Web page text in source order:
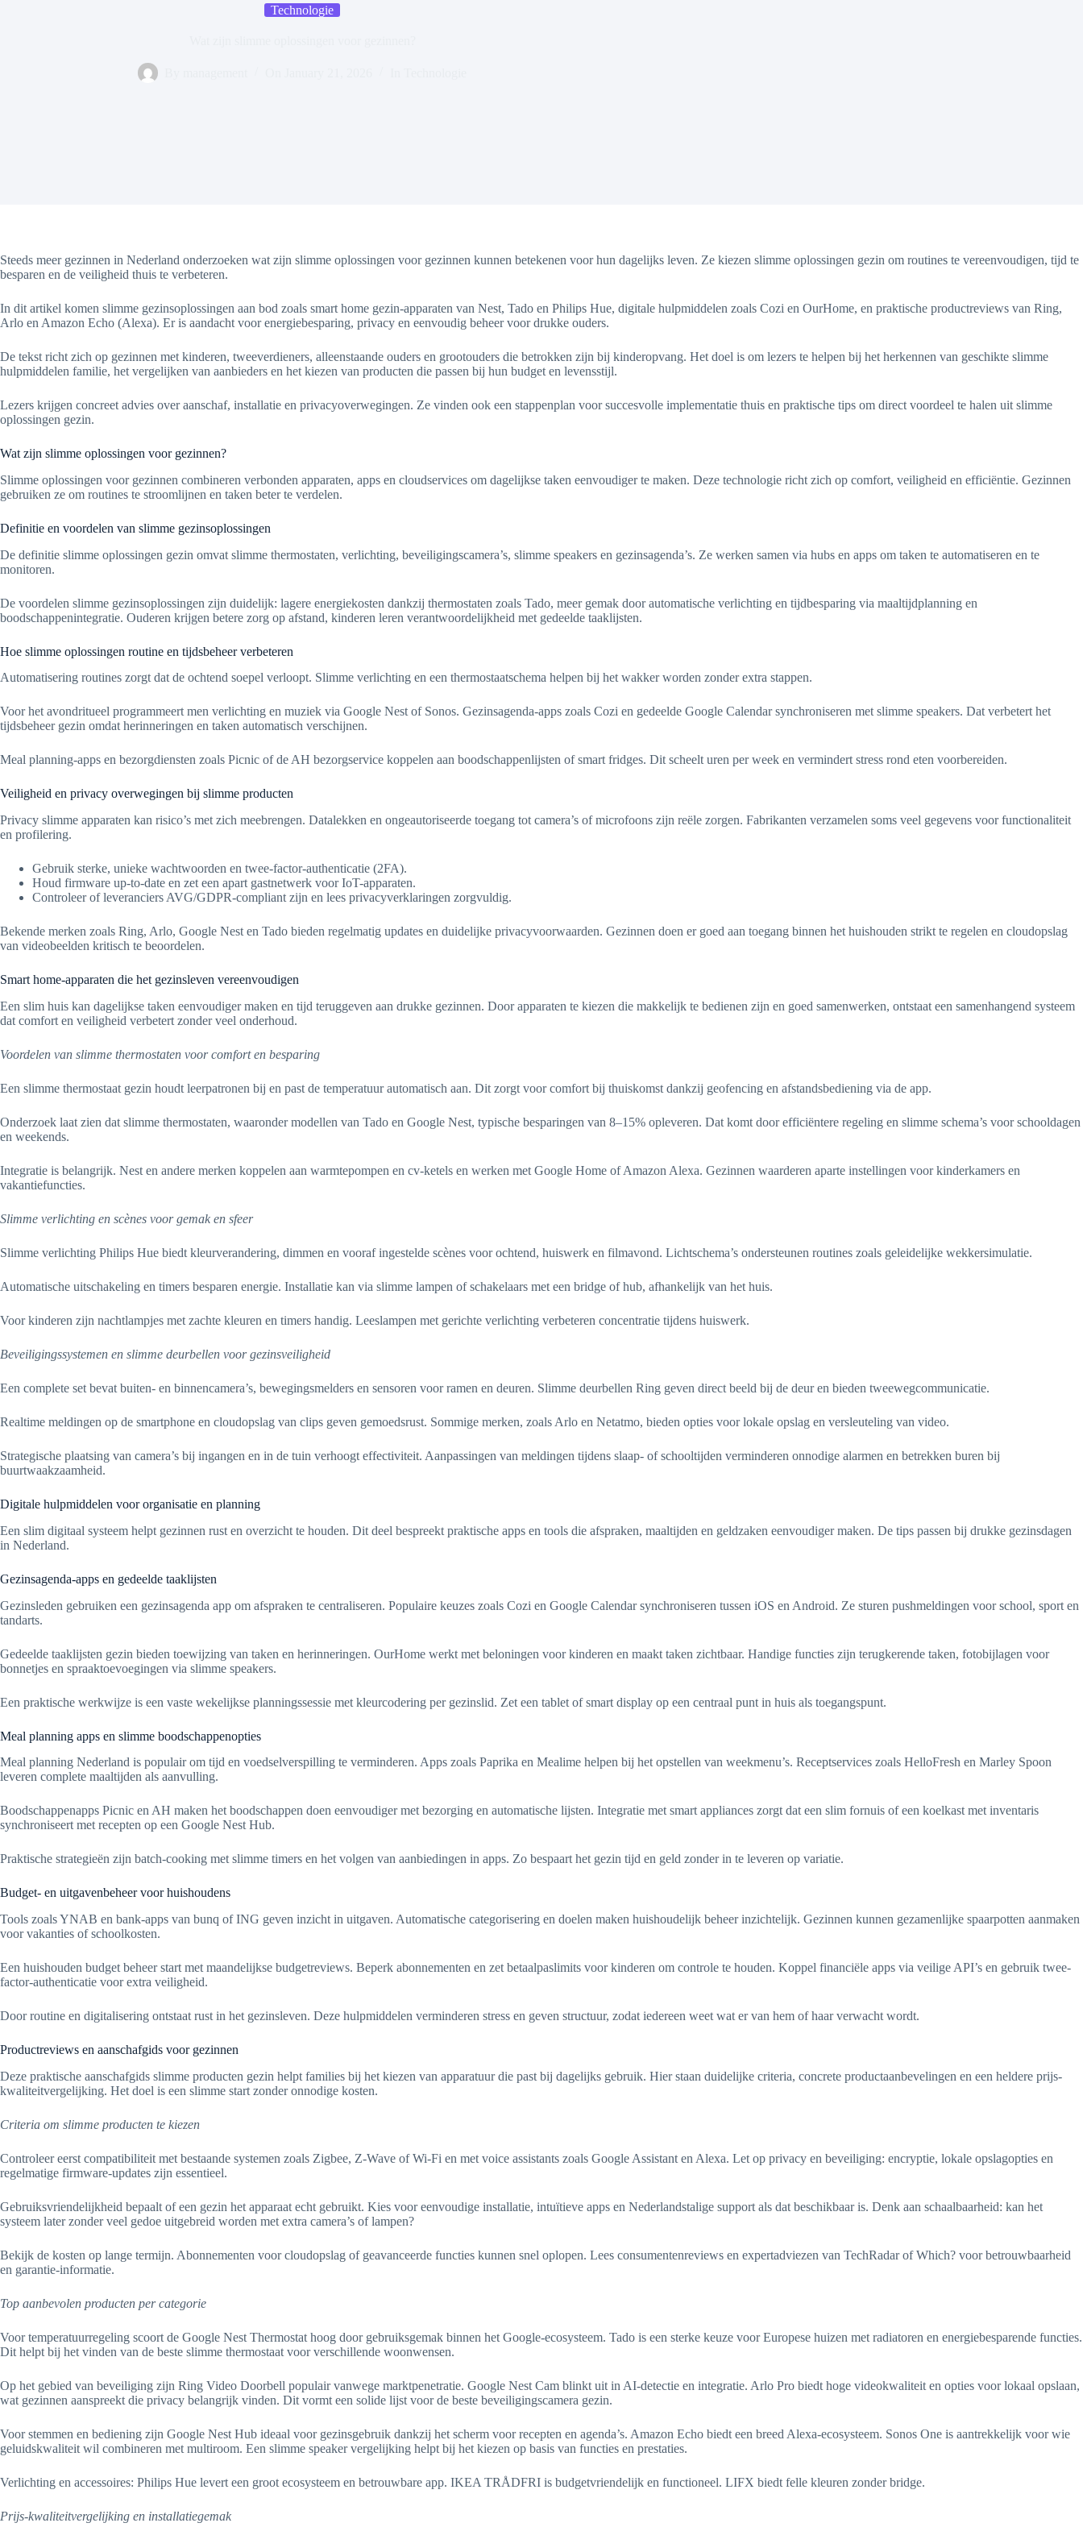
Technologie
Steeds meer gezinnen in Nederland onderzoeken wat zijn slimme oplossingen voor gezinnen kunnen betekenen voor hun dagelijks leven. Ze kiezen slimme oplossingen gezin om routines te vereenvoudigen, tijd te
besparen en de veiligheid thuis te verbeteren.
In dit artikel komen slimme gezinsoplossingen aan bod zoals smart home gezin-apparaten van Nest, Tado en Philips Hue, digitale hulpmiddelen zoals Cozi en OurHome, en praktische productreviews van Ring,
Arlo en Amazon Echo (Alexa). Er is aandacht voor energiebesparing, privacy en eenvoudig beheer voor drukke ouders.
De tekst richt zich op gezinnen met kinderen, tweeverdieners, alleenstaande ouders en grootouders die betrokken zijn bij kinderopvang. Het doel is om lezers te helpen bij het herkennen van geschikte slimme
hulpmiddelen familie, het vergelijken van aanbieders en het kiezen van producten die passen bij hun budget en levensstijl.
Lezers krijgen concreet advies over aanschaf, installatie en privacyoverwegingen. Ze vinden ook een stappenplan voor succesvolle implementatie thuis en praktische tips om direct voordeel te halen uit slimme
oplossingen gezin.
Wat zijn slimme oplossingen voor gezinnen?
Slimme oplossingen voor gezinnen combineren verbonden apparaten, apps en cloudservices om dagelijkse taken eenvoudiger te maken. Deze technologie richt zich op comfort, veiligheid en efficiëntie. Gezinnen
gebruiken ze om routines te stroomlijnen en taken beter te verdelen.
Definitie en voordelen van slimme gezinsoplossingen
De definitie slimme oplossingen gezin omvat slimme thermostaten, verlichting, beveiligingscamera’s, slimme speakers en gezinsagenda’s. Ze werken samen via hubs en apps om taken te automatiseren en te
monitoren.
De voordelen slimme gezinsoplossingen zijn duidelijk: lagere energiekosten dankzij thermostaten zoals Tado, meer gemak door automatische verlichting en tijdbesparing via maaltijdplanning en
boodschappenintegratie. Ouderen krijgen betere zorg op afstand, kinderen leren verantwoordelijkheid met gedeelde taaklijsten.
Hoe slimme oplossingen routine en tijdsbeheer verbeteren
Automatisering routines zorgt dat de ochtend soepel verloopt. Slimme verlichting en een thermostaatschema helpen bij het wakker worden zonder extra stappen.
Voor het avondritueel programmeert men verlichting en muziek via Google Nest of Sonos. Gezinsagenda-apps zoals Cozi en gedeelde Google Calendar synchroniseren met slimme speakers. Dat verbetert het
tijdsbeheer gezin omdat herinneringen en taken automatisch verschijnen.
Meal planning-apps en bezorgdiensten zoals Picnic of de AH bezorgservice koppelen aan boodschappenlijsten of smart fridges. Dit scheelt uren per week en vermindert stress rond eten voorbereiden.
Veiligheid en privacy overwegingen bij slimme producten
Privacy slimme apparaten kan risico’s met zich meebrengen. Datalekken en ongeautoriseerde toegang tot camera’s of microfoons zijn reële zorgen. Fabrikanten verzamelen soms veel gegevens voor functionaliteit
en profilering.
Gebruik sterke, unieke wachtwoorden en twee-factor-authenticatie (2FA).
Houd firmware up-to-date en zet een apart gastnetwerk voor IoT-apparaten.
Controleer of leveranciers AVG/GDPR-compliant zijn en lees privacyverklaringen zorgvuldig.
Bekende merken zoals Ring, Arlo, Google Nest en Tado bieden regelmatig updates en duidelijke privacyvoorwaarden. Gezinnen doen er goed aan toegang binnen het huishouden strikt te regelen en cloudopslag
van videobeelden kritisch te beoordelen.
Smart home-apparaten die het gezinsleven vereenvoudigen
Een slim huis kan dagelijkse taken eenvoudiger maken en tijd teruggeven aan drukke gezinnen. Door apparaten te kiezen die makkelijk te bedienen zijn en goed samenwerken, ontstaat een samenhangend systeem
dat comfort en veiligheid verbetert zonder veel onderhoud.
Voordelen van slimme thermostaten voor comfort en besparing
Een slimme thermostaat gezin houdt leerpatronen bij en past de temperatuur automatisch aan. Dit zorgt voor comfort bij thuiskomst dankzij geofencing en afstandsbediening via de app.
Onderzoek laat zien dat slimme thermostaten, waaronder modellen van Tado en Google Nest, typische besparingen van 8–15% opleveren. Dat komt door efficiëntere regeling en slimme schema’s voor schooldagen
en weekends.
Integratie is belangrijk. Nest en andere merken koppelen aan warmtepompen en cv-ketels en werken met Google Home of Amazon Alexa. Gezinnen waarderen aparte instellingen voor kinderkamers en
vakantiefuncties.
Slimme verlichting en scènes voor gemak en sfeer
Slimme verlichting Philips Hue biedt kleurverandering, dimmen en vooraf ingestelde scènes voor ochtend, huiswerk en filmavond. Lichtschema’s ondersteunen routines zoals geleidelijke wekkersimulatie.
Automatische uitschakeling en timers besparen energie. Installatie kan via slimme lampen of schakelaars met een bridge of hub, afhankelijk van het huis.
Voor kinderen zijn nachtlampjes met zachte kleuren en timers handig. Leeslampen met gerichte verlichting verbeteren concentratie tijdens huiswerk.
Beveiligingssystemen en slimme deurbellen voor gezinsveiligheid
Een complete set bevat buiten- en binnencamera’s, bewegingsmelders en sensoren voor ramen en deuren. Slimme deurbellen Ring geven direct beeld bij de deur en bieden tweewegcommunicatie.
Realtime meldingen op de smartphone en cloudopslag van clips geven gemoedsrust. Sommige merken, zoals Arlo en Netatmo, bieden opties voor lokale opslag en versleuteling van video.
Strategische plaatsing van camera’s bij ingangen en in de tuin verhoogt effectiviteit. Aanpassingen van meldingen tijdens slaap- of schooltijden verminderen onnodige alarmen en betrekken buren bij
buurtwaakzaamheid.
Digitale hulpmiddelen voor organisatie en planning
Een slim digitaal systeem helpt gezinnen rust en overzicht te houden. Dit deel bespreekt praktische apps en tools die afspraken, maaltijden en geldzaken eenvoudiger maken. De tips passen bij drukke gezinsdagen
in Nederland.
Gezinsagenda-apps en gedeelde taaklijsten
Gezinsleden gebruiken een gezinsagenda app om afspraken te centraliseren. Populaire keuzes zoals Cozi en Google Calendar synchroniseren tussen iOS en Android. Ze sturen pushmeldingen voor school, sport en
tandarts.
Gedeelde taaklijsten gezin bieden toewijzing van taken en herinneringen. OurHome werkt met beloningen voor kinderen en maakt taken zichtbaar. Handige functies zijn terugkerende taken, fotobijlagen voor
bonnetjes en spraaktoevoegingen via slimme speakers.
Een praktische werkwijze is een vaste wekelijkse planningssessie met kleurcodering per gezinslid. Zet een tablet of smart display op een centraal punt in huis als toegangspunt.
Meal planning apps en slimme boodschappenopties
Meal planning Nederland is populair om tijd en voedselverspilling te verminderen. Apps zoals Paprika en Mealime helpen bij het opstellen van weekmenu’s. Receptservices zoals HelloFresh en Marley Spoon
leveren complete maaltijden als aanvulling.
Boodschappenapps Picnic en AH maken het boodschappen doen eenvoudiger met bezorging en automatische lijsten. Integratie met smart appliances zorgt dat een slim fornuis of een koelkast met inventaris
synchroniseert met recepten op een Google Nest Hub.
Praktische strategieën zijn batch-cooking met slimme timers en het volgen van aanbiedingen in apps. Zo bespaart het gezin tijd en geld zonder in te leveren op variatie.
Budget- en uitgavenbeheer voor huishoudens
Tools zoals YNAB en bank-apps van bunq of ING geven inzicht in uitgaven. Automatische categorisering en doelen maken huishoudelijk beheer inzichtelijk. Gezinnen kunnen gezamenlijke spaarpotten aanmaken
voor vakanties of schoolkosten.
Een huishouden budget beheer start met maandelijkse budgetreviews. Beperk abonnementen en zet betaalpaslimits voor kinderen om controle te houden. Koppel financiële apps via veilige API’s en gebruik twee-
factor-authenticatie voor extra veiligheid.
Door routine en digitalisering ontstaat rust in het gezinsleven. Deze hulpmiddelen verminderen stress en geven structuur, zodat iedereen weet wat er van hem of haar verwacht wordt.
Productreviews en aanschafgids voor gezinnen
Deze praktische aanschafgids slimme producten gezin helpt families bij het kiezen van apparatuur die past bij dagelijks gebruik. Hier staan duidelijke criteria, concrete productaanbevelingen en een heldere prijs-
kwaliteitvergelijking. Het doel is een slimme start zonder onnodige kosten.
Criteria om slimme producten te kiezen
Controleer eerst compatibiliteit met bestaande systemen zoals Zigbee, Z‑Wave of Wi‑Fi en met voice assistants zoals Google Assistant en Alexa. Let op privacy en beveiliging: encryptie, lokale opslagopties en
regelmatige firmware-updates zijn essentieel.
Gebruiksvriendelijkheid bepaalt of een gezin het apparaat echt gebruikt. Kies voor eenvoudige installatie, intuïtieve apps en Nederlandstalige support als dat beschikbaar is. Denk aan schaalbaarheid: kan het
systeem later zonder veel gedoe uitgebreid worden met extra camera’s of lampen?
Bekijk de kosten op lange termijn. Abonnementen voor cloudopslag of geavanceerde functies kunnen snel oplopen. Lees consumentenreviews en expertadviezen van TechRadar of Which? voor betrouwbaarheid
en garantie-informatie.
Top aanbevolen producten per categorie
Voor temperatuurregeling scoort de Google Nest Thermostat hoog door gebruiksgemak binnen het Google-ecosysteem. Tado is een sterke keuze voor Europese huizen met radiatoren en energiebesparende functies.
Dit helpt bij het vinden van de beste slimme thermostaat voor verschillende woonwensen.
Op het gebied van beveiliging zijn Ring Video Doorbell populair vanwege marktpenetratie. Google Nest Cam blinkt uit in AI-detectie en integratie. Arlo Pro biedt hoge videokwaliteit en opties voor lokaal opslaan,
wat gezinnen aanspreekt die privacy belangrijk vinden. Dit vormt een solide lijst voor de beste beveiligingscamera gezin.
Voor stemmen en bediening zijn Google Nest Hub ideaal voor gezinsgebruik dankzij het scherm voor recepten en agenda’s. Amazon Echo biedt een breed Alexa-ecosysteem. Sonos One is aantrekkelijk voor wie
geluidskwaliteit wil combineren met multiroom. Een slimme speaker vergelijking helpt bij het kiezen op basis van functies en prestaties.
Verlichting en accessoires: Philips Hue levert een groot ecosysteem en betrouwbare app. IKEA TRÅDFRI is budgetvriendelijk en functioneel. LIFX biedt felle kleuren zonder bridge.
Prijs-kwaliteitvergelijking en installatiegemak